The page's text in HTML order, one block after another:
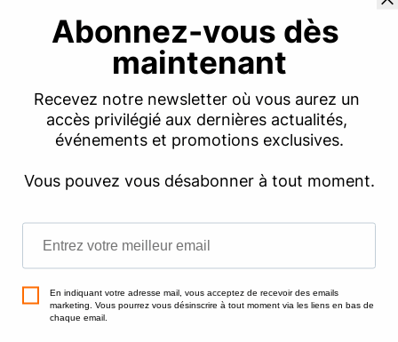
des pièces spacieuses, un grand balcon, un
beau dressing, des équipements de qualité, ce
sont des choses à mettre en avant dans les
visuels.
5. Corrigez les défauts éventuels
forcément un logement parfait. D’ailleurs, une
habitation parfaite sous tous rapports, ça
n’existe pas. Pour provoquer un coup de cœur
immobilier à Charenton, il fautproposer un
appartement qui répond aux besoins